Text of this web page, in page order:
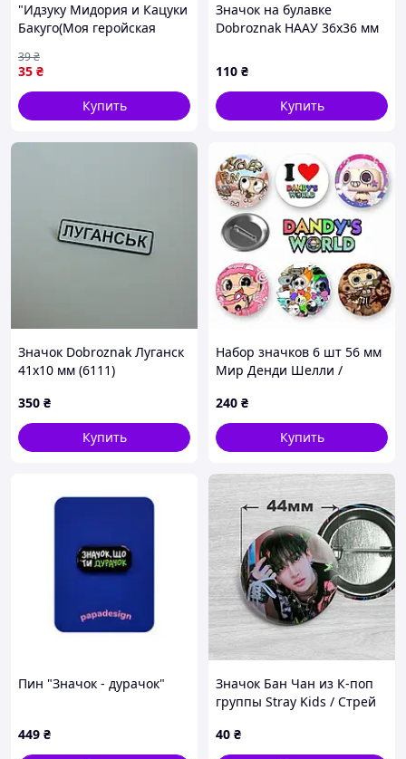
"Идзуку Мидория и Кацуки
Бакуго(Моя геройская
academia)" значок круглый
на булавке Ø44 мм
35 ₴
39₴
Купить
Значок на булавке
Dobroznak НААУ 36х36 мм
110 ₴
Купить
Значок Dobroznak Луганск
41х10 мм (6111)
350 ₴
Купить
Набор значков 6 шт 56 мм
Мир Денди Шелли /
240 ₴
Купить
Пин "Значок - дурачок"
449 ₴
Значок Бан Чан из К-поп
группы Stray Kids / Стрей
40 ₴